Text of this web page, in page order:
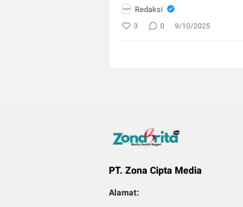
Redaksi
3 0 9/10/2025
PT. Zona Cipta Media
Alamat: